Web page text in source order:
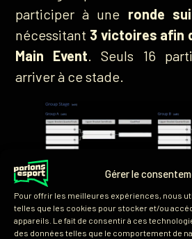
Gérer le
Pour offrir les meilleures expériences, nous
telles que les cookies pour stocker et/ou
appareils. Le fait de consentir à ces
des données telles que le comportement de
participer à une ronde
nécessitant 3 victoires afin
Main Event. Seuls 16
arriver à ce stade.
Phase de groupes avec le
liquipedia.